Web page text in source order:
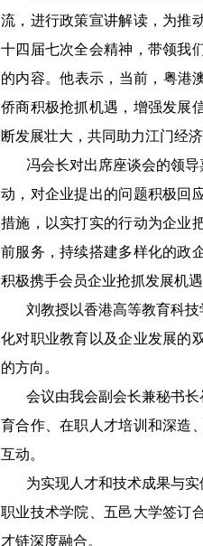
流，进行政策宣讲解读，为推
十四届七次全会精神，带领我
的内容。他表示，当前，粤港
侨商积极抢抓机遇，增强发展
断发展壮大，共同助力江门经济
冯会长对出席座谈会的领
动，对企业提出的问题积极回
措施，以实打实的行动为企业
前服务，持续搭建多样化的政
积极携手会员企业抢抓发展机
刘教授以香港高等教育科
化对职业教育以及企业发展的
的方向。
会议由我会副会长兼秘书
育合作、在职人才培训和深造
互动。
为实现人才和技术成果与
职业技术学院、五邑大学签订
才链深度融合。